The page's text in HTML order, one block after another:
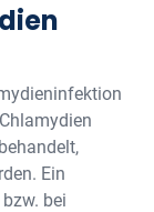
Ein
bei